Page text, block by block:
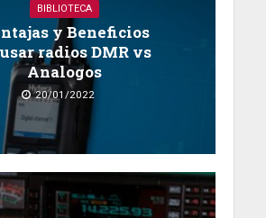
BIBLIOTECA
y Beneficios
radios DMR vs
Analogos
20/01/2022